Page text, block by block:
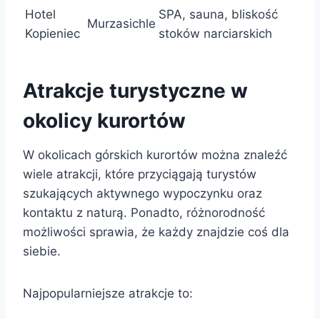
Hotel
Kopieniec
Murzasichle
SPA, sauna, bliskość
stoków narciarskich
Atrakcje turystyczne w
okolicy kurortów
W okolicach górskich kurortów można znaleźć
wiele atrakcji, które przyciągają turystów
szukających aktywnego wypoczynku oraz
kontaktu z naturą. Ponadto, różnorodność
możliwości sprawia, że każdy znajdzie coś dla
siebie.
Najpopularniejsze atrakcje to: